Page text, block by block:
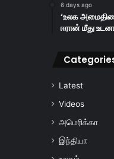
6 days ago
‘உலக
ஈரான் மீது
Latest
Videos
அமெரிக்கா
இந்தியா